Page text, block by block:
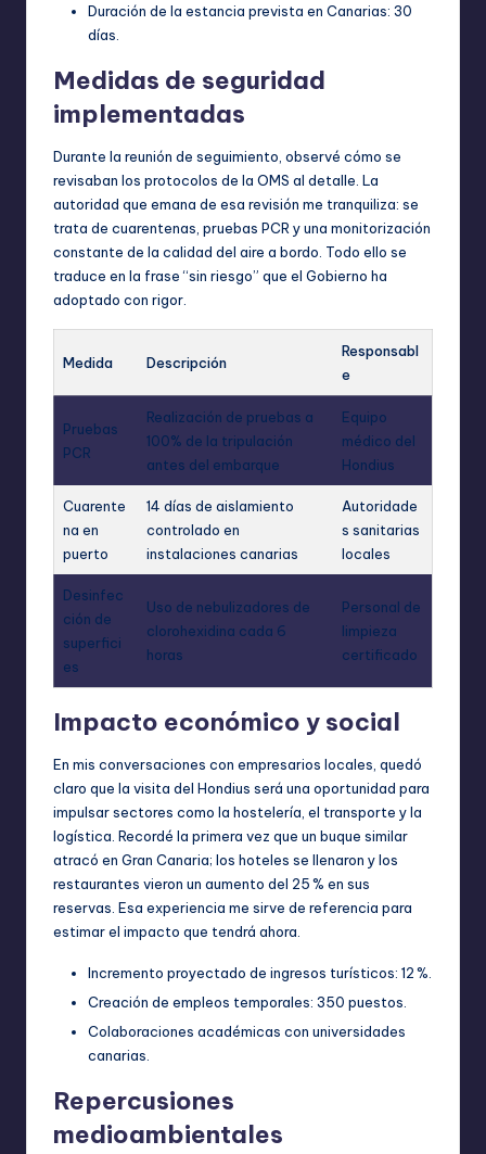
Duración de la estancia prevista en Canarias: 30
días.
Medidas de seguridad
implementadas
Durante la reunión de seguimiento, observé cómo se
revisaban los protocolos de la OMS al detalle. La
autoridad que emana de esa revisión me tranquiliza: se
trata de cuarentenas, pruebas PCR y una monitorización
constante de la calidad del aire a bordo. Todo ello se
traduce en la frase “sin riesgo” que el Gobierno ha
adoptado con rigor.
Medida Descripción
Responsabl
e
Pruebas
PCR
Realización de pruebas a
100% de la tripulación
antes del embarque
Equipo
médico del
Hondius
Cuarente
na en
puerto
14 días de aislamiento
controlado en
instalaciones canarias
Autoridade
s sanitarias
locales
Desinfec
ción de
superfici
es
Uso de nebulizadores de
clorohexidina cada 6
horas
Personal de
limpieza
certificado
Impacto económico y social
En mis conversaciones con empresarios locales, quedó
claro que la visita del Hondius será una oportunidad para
impulsar sectores como la hostelería, el transporte y la
logística. Recordé la primera vez que un buque similar
atracó en Gran Canaria; los hoteles se llenaron y los
restaurantes vieron un aumento del 25 % en sus
reservas. Esa experiencia me sirve de referencia para
estimar el impacto que tendrá ahora.
Incremento proyectado de ingresos turísticos: 12 %.
Creación de empleos temporales: 350 puestos.
Colaboraciones académicas con universidades
canarias.
Repercusiones
medioambientales